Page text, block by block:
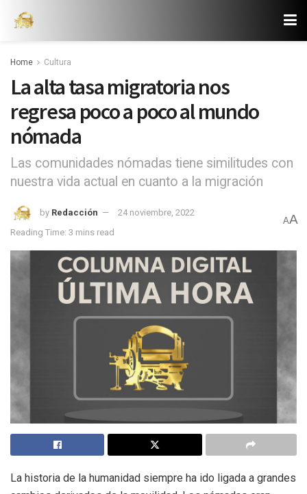
Home Cultura
La alta tasa migratoria nos
regresa poco a poco al mundo
nómada
Las comunidades nómadas tiene similitudes con
nuestra vida actual en cuanto a la migración
by Redacción
24 noviembre, 2022
Reading Time: 3 mins read
AA
La historia de la humanidad siempre ha ido ligada a grandes